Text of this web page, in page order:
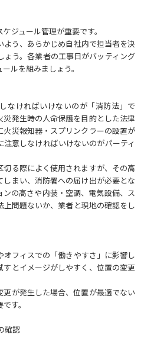
ジュール管理が重要です。
う、あらかじめ自社内で担当者を決
う。各業者の工事日がバッティング
ルを組みましょう。
なければいけないのが「消防法」で
発生時の人命保護を目的とした法律
災報知器・スプリンクラーの設置が
意しなければいけないのがパーティ
る際によく使用されますが、その高
まい、消防署への届け出が必要とな
の高さや内装・空調、電気設備、ス
問題ないか、業者と現地の確認をし
フィスでの「働きやすさ」に影響し
とイメージがしやすく、位置の変更
が発生した場合、位置が最適でない
す。
確認